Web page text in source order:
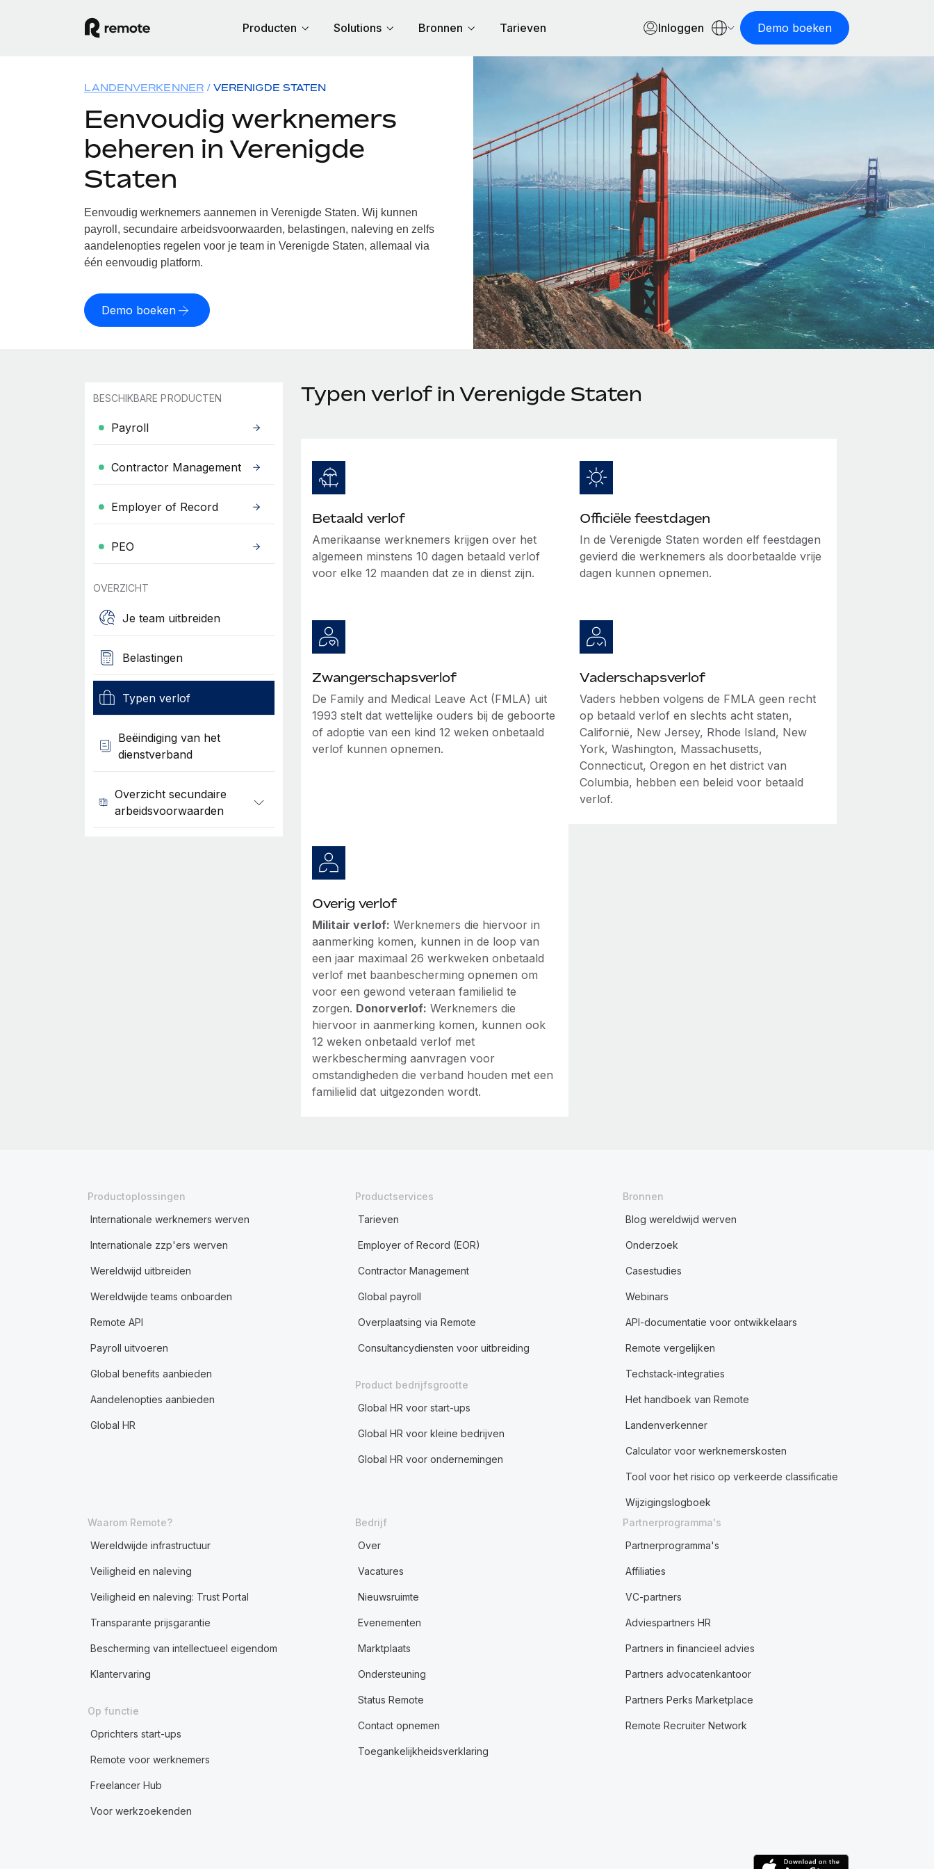
Producten Solutions Bronnen Tarieven Inloggen Demo boeken
LANDENVERKENNER VERENIGDE STATEN
Eenvoudig werknemers
beheren in Verenigde
Staten
Eenvoudig werknemers aannemen in Verenigde Staten. Wij kunnen
payroll, secundaire arbeidsvoorwaarden, belastingen, naleving en zelfs
aandelenopties regelen voor je team in Verenigde Staten, allemaal via
één eenvoudig platform.
Demo boeken
BESCHIKBARE PRODUCTEN
Payroll
Contractor Management
Employer of Record
PEO
OVERZICHT
Je team uitbreiden
Belastingen
Typen verlof
Beëindiging van het
dienstverband
Overzicht secundaire
arbeidsvoorwaarden
Typen verlof in Verenigde Staten
Betaald verlof
Amerikaanse werknemers krijgen over het
algemeen minstens 10 dagen betaald verlof
voor elke 12 maanden dat ze in dienst zijn.
Officiële feestdagen
In de Verenigde Staten worden elf feestdagen
gevierd die werknemers als doorbetaalde vrije
dagen kunnen opnemen.
Zwangerschapsverlof
De Family and Medical Leave Act (FMLA) uit
1993 stelt dat wettelijke ouders bij de geboorte
of adoptie van een kind 12 weken onbetaald
verlof kunnen opnemen.
Vaderschapsverlof
Vaders hebben volgens de FMLA geen recht
op betaald verlof en slechts acht staten,
Californië, New Jersey, Rhode Island, New
York, Washington, Massachusetts,
Connecticut, Oregon en het district van
Columbia, hebben een beleid voor betaald
verlof.
Overig verlof
Militair verlof: Werknemers die hiervoor in
aanmerking komen, kunnen in de loop van
een jaar maximaal 26 werkweken onbetaald
verlof met baanbescherming opnemen om
voor een gewond veteraan familielid te
zorgen. Donorverlof: Werknemers die
hiervoor in aanmerking komen, kunnen ook
12 weken onbetaald verlof met
werkbescherming aanvragen voor
omstandigheden die verband houden met een
familielid dat uitgezonden wordt.
Productoplossingen
Internationale werknemers werven
Internationale zzp'ers werven
Wereldwijd uitbreiden
Wereldwijde teams onboarden
Remote API
Payroll uitvoeren
Global benefits aanbieden
Aandelenopties aanbieden
Global HR
Productservices
Tarieven
Employer of Record (EOR)
Contractor Management
Global payroll
Overplaatsing via Remote
Consultancydiensten voor uitbreiding
Product bedrijfsgrootte
Global HR voor start-ups
Global HR voor kleine bedrijven
Global HR voor ondernemingen
Bronnen
Blog wereldwijd werven
Onderzoek
Casestudies
Webinars
API-documentatie voor ontwikkelaars
Remote vergelijken
Techstack-integraties
Het handboek van Remote
Landenverkenner
Calculator voor werknemerskosten
Tool voor het risico op verkeerde classificatie
Wijzigingslogboek
Waarom Remote?
Wereldwijde infrastructuur
Veiligheid en naleving
Veiligheid en naleving: Trust Portal
Transparante prijsgarantie
Bescherming van intellectueel eigendom
Klantervaring
Op functie
Oprichters start-ups
Remote voor werknemers
Freelancer Hub
Voor werkzoekenden
Bedrijf
Over
Vacatures
Nieuwsruimte
Evenementen
Marktplaats
Ondersteuning
Status Remote
Contact opnemen
Toegankelijkheidsverklaring
Partnerprogramma's
Partnerprogramma's
Affiliaties
VC-partners
Adviespartners HR
Partners in financieel advies
Partners advocatenkantoor
Partners Perks Marketplace
Remote Recruiter Network